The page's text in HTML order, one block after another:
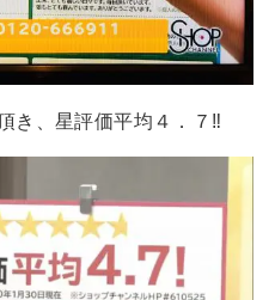
き、星評価平均４．７‼